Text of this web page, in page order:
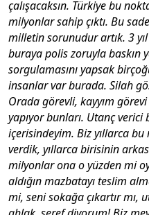
çalışacaksın. Türkiye bu
milyonlar sahip çıktı. Bu
milletin sorunudur artık. 3
buraya polis zoruyla baskın
sorgulamasını yapsak
insanlar var burada. Silah
Orada görevli, kayyım
yapıyor bunları. Utanç
içerisindeyim. Biz yıllarca
verdik, yıllarca birisinin
milyonlar ona o yüzden mi
aldığın mazbatayı teslim
mi, seni sokağa çıkartır mı,